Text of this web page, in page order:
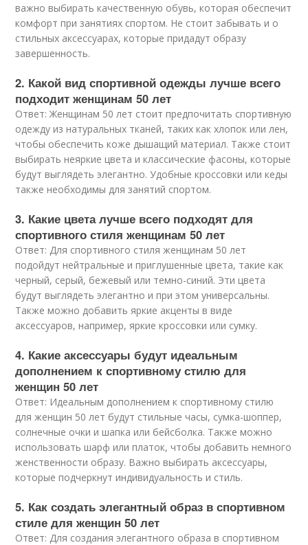
важно выбирать качественную обувь, которая обеспечит
комфорт при занятиях спортом. Не стоит забывать и о
стильных аксессуарах, которые придадут образу
завершенность.
2. Какой вид спортивной одежды лучше всего
подходит женщинам 50 лет
Ответ: Женщинам 50 лет стоит предпочитать спортивную
одежду из натуральных тканей, таких как хлопок или лен,
чтобы обеспечить коже дышащий материал. Также стоит
выбирать неяркие цвета и классические фасоны, которые
будут выглядеть элегантно. Удобные кроссовки или кеды
также необходимы для занятий спортом.
3. Какие цвета лучше всего подходят для
спортивного стиля женщинам 50 лет
Ответ: Для спортивного стиля женщинам 50 лет
подойдут нейтральные и приглушенные цвета, такие как
черный, серый, бежевый или темно-синий. Эти цвета
будут выглядеть элегантно и при этом универсальны.
Также можно добавить яркие акценты в виде
аксессуаров, например, яркие кроссовки или сумку.
4. Какие аксессуары будут идеальным
дополнением к спортивному стилю для
женщин 50 лет
Ответ: Идеальным дополнением к спортивному стилю
для женщин 50 лет будут стильные часы, сумка-шоппер,
солнечные очки и шапка или бейсболка. Также можно
использовать шарф или платок, чтобы добавить немного
женственности образу. Важно выбирать аксессуары,
которые подчеркнут индивидуальность и стиль.
5. Как создать элегантный образ в спортивном
стиле для женщин 50 лет
Ответ: Для создания элегантного образа в спортивном